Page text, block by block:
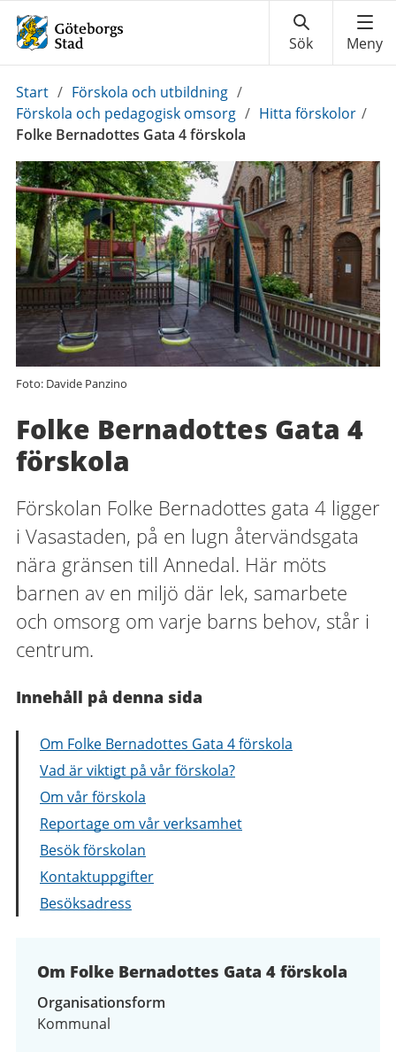
Du
är
här:
Start / Förskola och utbildning /
Förskola och pedagogisk omsorg / Hitta förskolor /
Folke Bernadottes Gata 4 förskola
Foto: Davide Panzino
Folke Bernadottes Gata 4
förskola
Förskolan Folke Bernadottes gata 4 ligger
i Vasastaden, på en lugn återvändsgata
nära gränsen till Annedal. Här möts
barnen av en miljö där lek, samarbete
och omsorg om varje barns behov, står i
centrum.
Innehåll på denna sida
Om Folke Bernadottes Gata 4 förskola
Vad är viktigt på vår förskola?
Om vår förskola
Reportage om vår verksamhet
Besök förskolan
Kontaktuppgifter
Besöksadress
Om Folke Bernadottes Gata 4 förskola
Organisationsform
Kommunal